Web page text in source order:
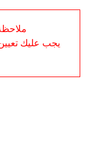
ملاحظة: تم